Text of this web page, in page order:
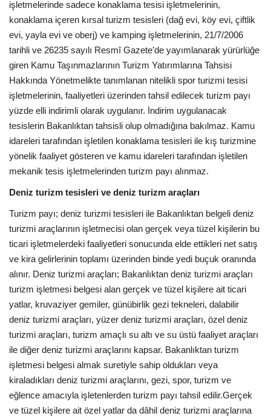
işletmelerinde sadece konaklama tesisi işletmelerinin,
konaklama içeren kırsal turizm tesisleri (dağ evi, köy evi, çiftlik
evi, yayla evi ve oberj) ve kamping işletmelerinin, 21/7/2006
tarihli ve 26235 sayılı Resmî Gazete’de yayımlanarak yürürlüğe
giren Kamu Taşınmazlarının Turizm Yatırımlarına Tahsisi
Hakkında Yönetmelikte tanımlanan nitelikli spor turizmi tesisi
işletmelerinin, faaliyetleri üzerinden tahsil edilecek turizm payı
yüzde elli indirimli olarak uygulanır. İndirim uygulanacak
tesislerin Bakanlıktan tahsisli olup olmadığına bakılmaz. Kamu
idareleri tarafından işletilen konaklama tesisleri ile kış turizmine
yönelik faaliyet gösteren ve kamu idareleri tarafından işletilen
mekanik tesis işletmelerinden turizm payı alınmaz.
Deniz turizm tesisleri ve deniz turizm araçları
Turizm payı; deniz turizmi tesisleri ile Bakanlıktan belgeli deniz
turizmi araçlarının işletmecisi olan gerçek veya tüzel kişilerin bu
ticari işletmelerdeki faaliyetleri sonucunda elde ettikleri net satış
ve kira gelirlerinin toplamı üzerinden binde yedi buçuk oranında
alınır. Deniz turizmi araçları; Bakanlıktan deniz turizmi araçları
turizm işletmesi belgesi alan gerçek ve tüzel kişilere ait ticari
yatlar, kruvaziyer gemiler, günübirlik gezi tekneleri, dalabilir
deniz turizmi araçları, yüzer deniz turizmi araçları, özel deniz
turizmi araçları, turizm amaçlı su altı ve su üstü faaliyet araçları
ile diğer deniz turizmi araçlarını kapsar. Bakanlıktan turizm
işletmesi belgesi almak suretiyle sahip oldukları veya
kiraladıkları deniz turizmi araçlarını, gezi, spor, turizm ve
eğlence amacıyla işletenlerden turizm payı tahsil edilir.Gerçek
ve tüzel kişilere ait özel yatlar da dâhil deniz turizmi araçlarına